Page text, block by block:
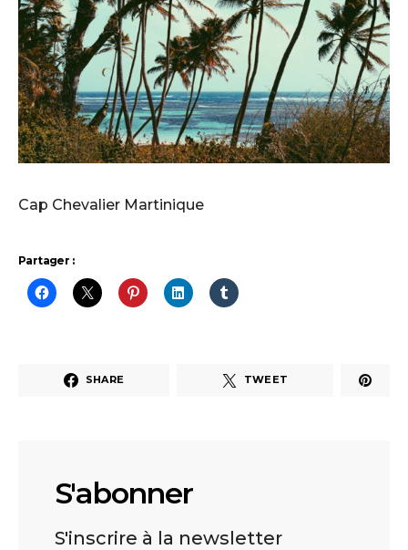
Cap Chevalier Martinique
Partager :
SHARE TWEET
S'abonner
S'inscrire à la newsletter